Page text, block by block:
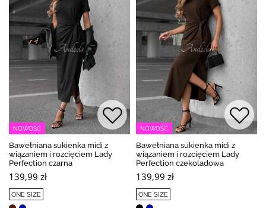
NOWOŚĆ
Bawełniana sukienka midi z
wiązaniem i rozcięciem Lady
Perfection czarna
139,99 zł
ONE SIZE
NOWOŚĆ
Bawełniana sukienka midi z
wiązaniem i rozcięciem Lady
Perfection czekoladowa
139,99 zł
ONE SIZE